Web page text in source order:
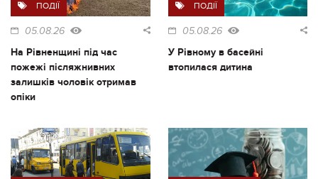
ПОДІЇ
05.08.26
На Рівненщині під час
пожежі післяжнивних
залишків чоловік отримав
опіки
ПОДІЇ
05.08.26
У Рівному в басейні
втопилася дитина